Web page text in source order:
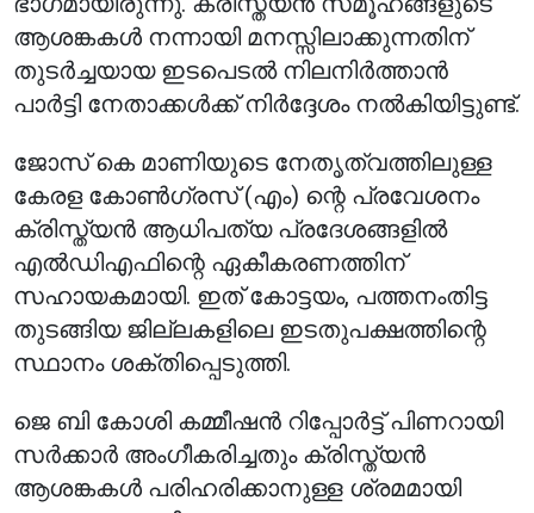
ആശങ്കകൾ നന്നായി മനസ്സിലാക്കുന്നതിന്
തുടർച്ചയായ ഇടപെടൽ നിലനിർത്താൻ
പാർട്ടി നേതാക്കൾക്ക് നിർദ്ദേശം നൽകിയിട്ടുണ്ട്.
ജോസ് കെ മാണിയുടെ നേതൃത്വത്തിലുള്ള
കേരള കോൺഗ്രസ് (എം) ന്റെ പ്രവേശനം
ക്രിസ്ത്യൻ ആധിപത്യ പ്രദേശങ്ങളിൽ
എൽഡിഎഫിന്റെ ഏകീകരണത്തിന്
സഹായകമായി. ഇത് കോട്ടയം, പത്തനംതിട്ട
തുടങ്ങിയ ജില്ലകളിലെ ഇടതുപക്ഷത്തിന്റെ
സ്ഥാനം ശക്തിപ്പെടുത്തി.
ജെ ബി കോശി കമ്മീഷൻ റിപ്പോർട്ട് പിണറായി
സർക്കാർ അംഗീകരിച്ചതും ക്രിസ്ത്യൻ
ആശങ്കകൾ പരിഹരിക്കാനുള്ള ശ്രമമായി